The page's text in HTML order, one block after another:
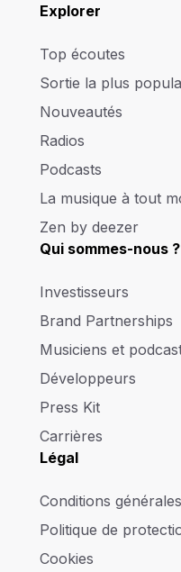
Explorer
Top écoutes
Sortie la plus
Nouveautés
Radios
Podcasts
La musique à tout
Zen by deezer
Qui sommes-nous ?
Investisseurs
Brand Partnerships
Musiciens et
Développeurs
Press Kit
Carrières
Légal
Conditions
Politique de
Cookies